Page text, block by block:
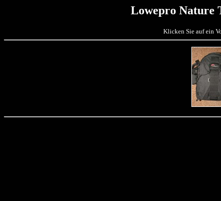
Lowepro Nature
Klicken Sie auf ein